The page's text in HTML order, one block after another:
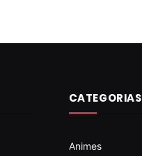
CATEGORIAS
Animes